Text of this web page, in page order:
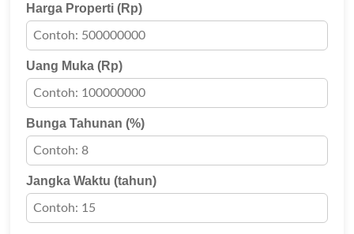
Harga Properti (Rp)
Uang Muka (Rp)
Bunga Tahunan (%)
Jangka Waktu (tahun)